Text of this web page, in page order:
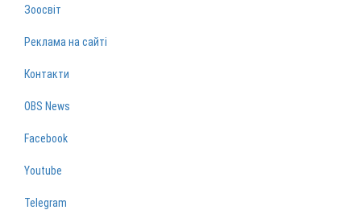
Зоосвіт
Реклама на сайті
Контакти
OBS News
Facebook
Youtube
Telegram